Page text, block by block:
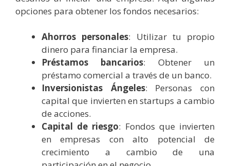
opciones para obtener los fondos necesarios:
Ahorros personales: Utilizar tu propio
dinero para financiar la empresa.
Préstamos bancarios: Obtener un
préstamo comercial a través de un banco.
Inversionistas Ángeles: Personas con
capital que invierten en startups a cambio
de acciones.
Capital de riesgo: Fondos que invierten
en empresas con alto potencial de
crecimiento a cambio de una